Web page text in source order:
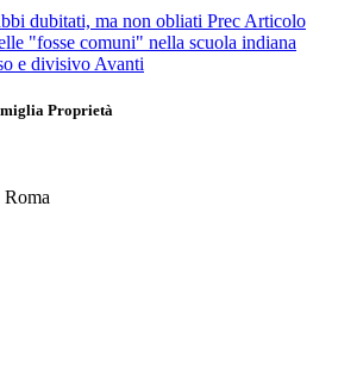
dubitati, ma non obliati Prec Articolo
"fosse comuni" nella scuola indiana
e divisivo Avanti
Proprietà